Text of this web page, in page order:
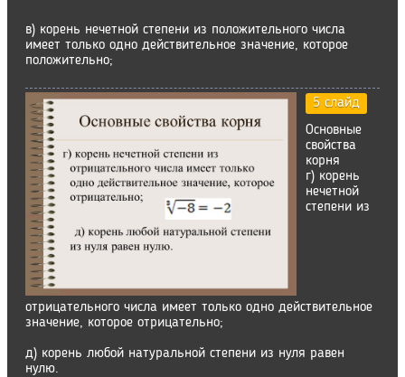
в) корень нечетной степени из положительного числа
имеет только одно действительное значение, которое
положительно;
5 слайд
Основные
свойства
корня
г) корень
нечетной
степени из
отрицательного числа имеет только одно действительное
значение, которое отрицательно;
д) корень любой натуральной степени из нуля равен
нулю.